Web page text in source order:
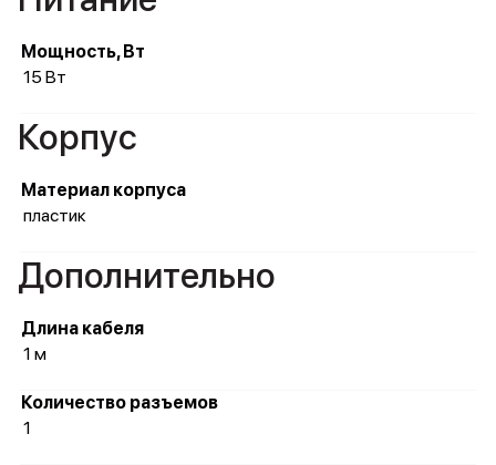
Мощность, Вт
15 Вт
Корпус
Материал корпуса
пластик
Дополнительно
Длина кабеля
1 м
Количество разъемов
1